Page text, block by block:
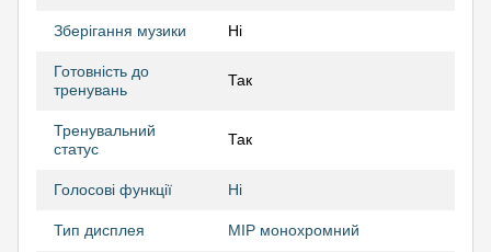
Зберігання музики Ні
Готовність до
тренувань
Так
Тренувальний
статус
Так
Голосові функції Ні
Тип дисплея MIP монохромний